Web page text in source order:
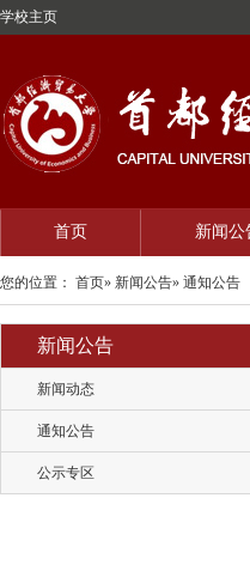
学校主页
首页 新闻公
您的位置： 首页» 新闻公告» 通知公告
新闻公告
新闻动态
通知公告
公示专区